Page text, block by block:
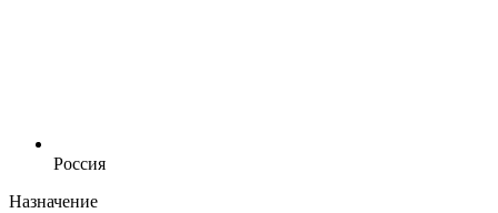
Россия
Назначение